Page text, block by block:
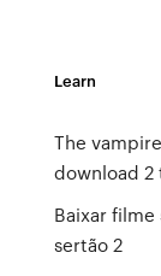
Learn
The
download 2
Baixar
sertão 2